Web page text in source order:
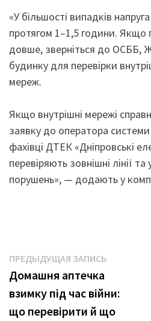
«У більшості випадків
протягом 1–1,5 години.
довше, зверніться до ОСББ,
будинку для перевірки
мереж.
Якщо внутрішні мережі
заявку до оператора системи
фахівці ДТЕК «Дніпровські
перевіряють зовнішні лінії
порушень», — додають у
Навигация
по
записям
ПРЕДЫДУЩАЯ ЗАПИСЬ
Домашня аптечка
взимку під час війни:
що перевірити й що